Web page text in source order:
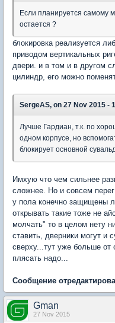
Если планируется самому
остается ?
блокировка реализуется
приводом вертикальных
двери. и в том и в другом
цилиндр, его можно
SergeAS, on 27 Nov 2015 -
Лучше Гардиан, т.к. по
одном корпусе, но
блокирует основной
Имхую что чем сильнее
сложнее. Но и совсем
у пола конечно защищены
открывать такие тоже не
молчать" то в целом нету
ставить, дверники могут и
сверху...тут уже больше от
плясать надо...
Сообщение
Gman
27 Nov 2015